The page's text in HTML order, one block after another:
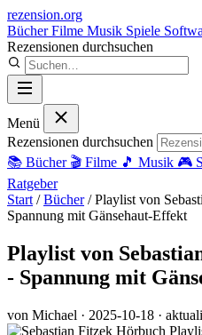
rezension.org
BücherFilme Musik Spiele
Rezensionen durchsuchen
Menü
Rezensionen durchsuchen
📚 Bücher 🎬 Filme 🎵 Musik 🎮
Ratgeber
Start / Bücher / Playlist von
Spannung mit Gänsehaut-Effekt
Playlist von
- Spannung mit
von Michael · 2025-10-18 ·